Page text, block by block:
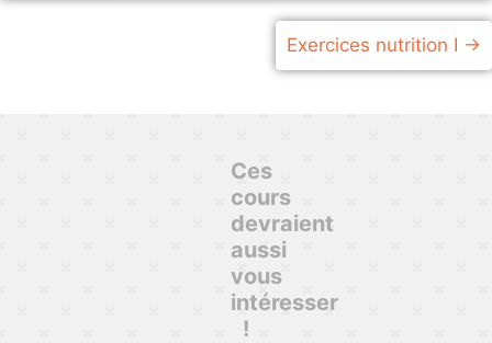
Exercices nutrition I
Ces
cours
devraient
aussi
vous
intéresser
!